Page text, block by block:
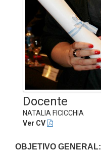
Docente
NATALIA FICICCHIA
Ver CV
OBJETIVO GENERAL: